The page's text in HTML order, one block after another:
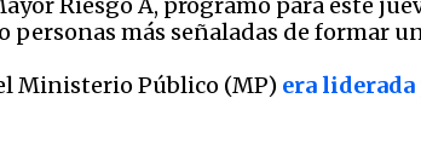
personas más señaladas de formar
Ministerio Público (MP) era